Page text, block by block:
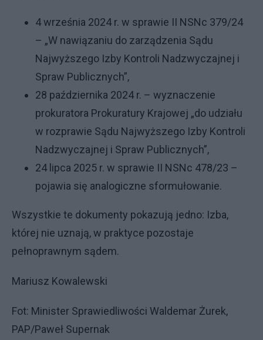
4 września 2024 r. w sprawie II NSNc 379/24
– „W nawiązaniu do zarządzenia Sądu
Najwyższego Izby Kontroli Nadzwyczajnej i
Spraw Publicznych”,
28 października 2024 r. – wyznaczenie
prokuratora Prokuratury Krajowej „do udziału
w rozprawie Sądu Najwyższego Izby Kontroli
Nadzwyczajnej i Spraw Publicznych”,
24 lipca 2025 r. w sprawie II NSNc 478/23 –
pojawia się analogiczne sformułowanie.
Wszystkie te dokumenty pokazują jedno: Izba,
której nie uznają, w praktyce pozostaje
pełnoprawnym sądem.
Mariusz Kowalewski
Fot: Minister Sprawiedliwości Waldemar Żurek,
PAP/Paweł Supernak